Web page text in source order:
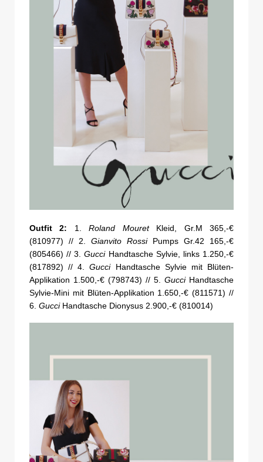
Outfit 2: 1.Roland MouretKleid, Gr.M 365,-€
(810977) // 2. Gianvito RossiPumps Gr.42 165,-€
(805466) // 3.GucciHandtasche Sylvie, links 1.250,-€
(817892) // 4.
GucciHandtasche Sylvie mit Blüten-
Applikation 1.500,-€ (798743) // 5. GucciHandtasche
Sylvie-Mini mit Blüten-Applikation 1.650,-€ (811571) //
6. GucciHandtasche Dionysus 2.900,-€ (810014)